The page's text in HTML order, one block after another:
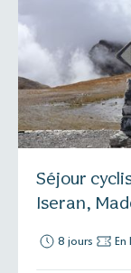
Séjour
Iseran,
8 jours En